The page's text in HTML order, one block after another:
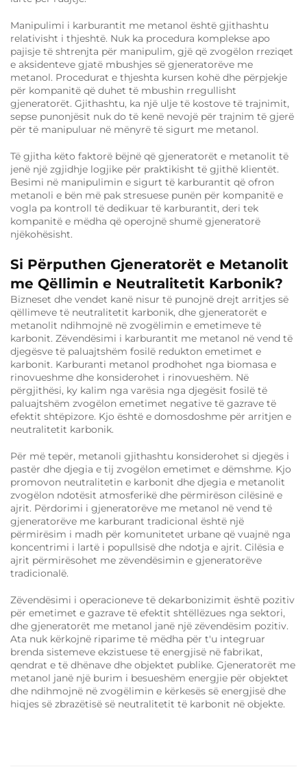
Manipulimi i karburantit me metanol është gjithashtu
relativisht i thjeshtë. Nuk ka procedura komplekse apo
pajisje të shtrenjta për manipulim, gjë që zvogëlon rreziqet
e aksidenteve gjatë mbushjes së gjeneratorëve me
metanol. Procedurat e thjeshta kursen kohë dhe përpjekje
për kompanitë që duhet të mbushin rregullisht
gjeneratorët. Gjithashtu, ka një ulje të kostove të trajnimit,
sepse punonjësit nuk do të kenë nevojë për trajnim të gjerë
për të manipuluar në mënyrë të sigurt me metanol.
Të gjitha këto faktorë bëjnë që gjeneratorët e metanolit të
jenë një zgjidhje logjike për praktikisht të gjithë klientët.
Besimi në manipulimin e sigurt të karburantit që ofron
metanoli e bën më pak stresuese punën për kompanitë e
vogla pa kontroll të dedikuar të karburantit, deri tek
kompanitë e mëdha që operojnë shumë gjeneratorë
njëkohësisht.
Si Përputhen Gjeneratorët e Metanolit
me Qëllimin e Neutralitetit Karbonik?
Bizneset dhe vendet kanë nisur të punojnë drejt arritjes së
qëllimeve të neutralitetit karbonik, dhe gjeneratorët e
metanolit ndihmojnë në zvogëlimin e emetimeve të
karbonit. Zëvendësimi i karburantit me metanol në vend të
djegësve të paluajtshëm fosilë redukton emetimet e
karbonit. Karburanti metanol prodhohet nga biomasa e
rinovueshme dhe konsiderohet i rinovueshëm. Në
përgjithësi, ky kalim nga varësia nga djegësit fosilë të
paluajtshëm zvogëlon emetimet negative të gazrave të
efektit shtëpizore. Kjo është e domosdoshme për arritjen e
neutralitetit karbonik.
Për më tepër, metanoli gjithashtu konsiderohet si djegës i
pastër dhe djegia e tij zvogëlon emetimet e dëmshme. Kjo
promovon neutralitetin e karbonit dhe djegia e metanolit
zvogëlon ndotësit atmosferikë dhe përmirëson cilësinë e
ajrit. Përdorimi i gjeneratorëve me metanol në vend të
gjeneratorëve me karburant tradicional është një
përmirësim i madh për komunitetet urbane që vuajnë nga
koncentrimi i lartë i popullsisë dhe ndotja e ajrit. Cilësia e
ajrit përmirësohet me zëvendësimin e gjeneratorëve
tradicionalë.
Zëvendësimi i operacioneve të dekarbonizimit është pozitiv
për emetimet e gazrave të efektit shtëllëzues nga sektori,
dhe gjeneratorët me metanol janë një zëvendësim pozitiv.
Ata nuk kërkojnë riparime të mëdha për t'u integruar
brenda sistemeve ekzistuese të energjisë në fabrikat,
qendrat e të dhënave dhe objektet publike. Gjeneratorët me
metanol janë një burim i besueshëm energjie për objektet
dhe ndihmojnë në zvogëlimin e kërkesës së energjisë dhe
hiqjes së zbrazëtisë së neutralitetit të karbonit në objekte.